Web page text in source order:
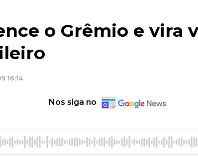
o Grêmio e vira
16:14
Nos siga no